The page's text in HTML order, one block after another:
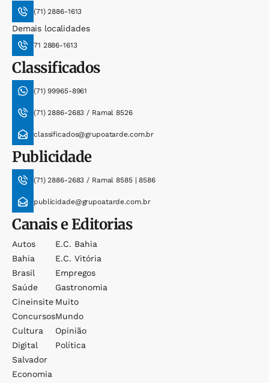
(71) 2886-1613
Demais localidades
71 2886-1613
Classificados
(71) 99965-8961
(71) 2886-2683 / Ramal 8526
classificados@grupoatarde.com.br
Publicidade
(71) 2886-2683 / Ramal 8585 | 8586
publicidade@grupoatarde.com.br
Canais e Editorias
Autos
Bahia
Brasil
Saúde
Cineinsite
Concursos
Cultura
Digital
Salvador
Economia
E.c. Bahia
E.c. Vitória
Empregos
Gastronomia
Muito
Mundo
Opinião
Política